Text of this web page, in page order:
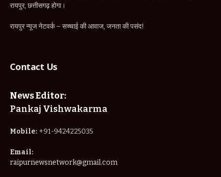
रायपुर, छत्तीसगढ़ होगा।
रायपुर न्यूज नेटवर्क – सच्चाई की आवाज, जनता की पसंद!
Contact Us
News Editor:
Pankaj Vishwakarma
Mobile: +91-9424225035
Email:
raipurnewsnetwork@gmail.com